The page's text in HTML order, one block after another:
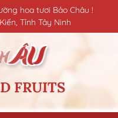
hoa tươi Bảo Châu !
Tỉnh Tây Ninh
FRUITS